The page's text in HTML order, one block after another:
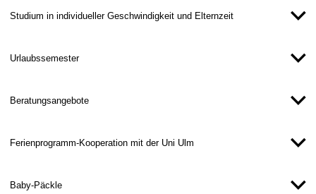
Studium in individueller Geschwindigkeit und Elternzeit
Urlaubssemester
Beratungsangebote
Ferienprogramm-Kooperation mit der Uni Ulm​
Baby-Päckle